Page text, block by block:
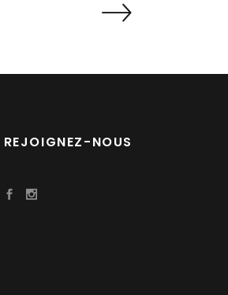
REJOIGNEZ-NOUS